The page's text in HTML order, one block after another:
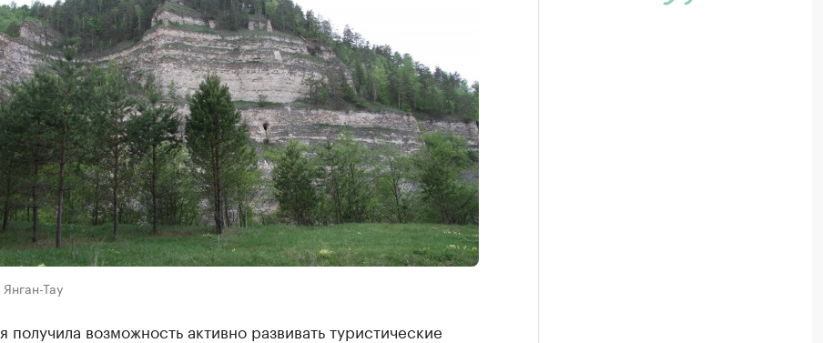
Тау
получила возможность активно развивать туристические